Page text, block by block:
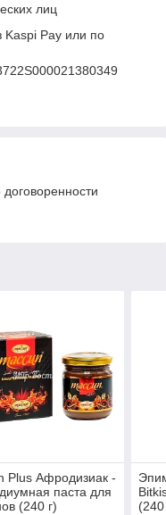
лиц
Kaspi Pay или по
Plus Афродизиак -
паста для
(240 г)
(240